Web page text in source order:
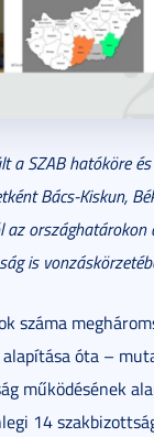
a SZAB hatóköre
Bács-Kiskun,
az országhatárokon
is
száma
óta –
működésének
14